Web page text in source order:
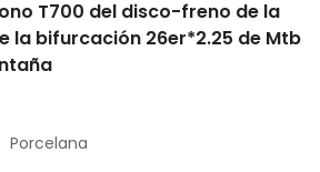
T700 del disco-freno de la
la bifurcación 26er*2.25 de Mtb
Porcelana